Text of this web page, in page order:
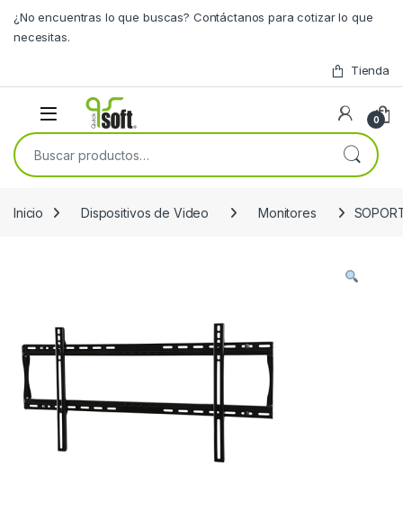
¿No encuentras lo que buscas? Contáctanos para cotizar lo que
necesitas.
Tienda
0
Buscar por:
Inicio Dispositivos de Video Monitores